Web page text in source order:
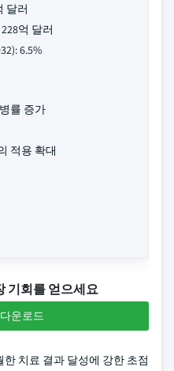
달러
억 달러
6.5%
률 증가
적용 확대
기회를 얻으세요
운로드
치료 결과 달성에 강한 초점